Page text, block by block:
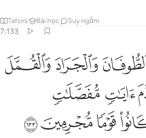
Tafsirs Bài học Suy ngẫm
7:133
والقمل والضفادع والدم ايات مفصلات
وَٱلْجَرَادَ وَٱلْقُمَّلَ وَٱلضَّفَادِعَ وَٱلدَّمَ
ﱪﱫ
ﱮﱯ
ﱲﱳﱴ